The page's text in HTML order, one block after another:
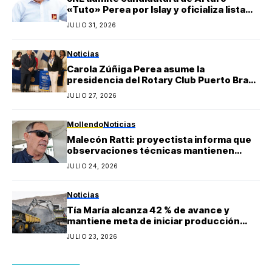
«Tuto» Perea por Islay y oficializa lista
regional de Yo Arequipa encabezada por
Berly Gonzales
JULIO 31, 2026
Noticias
Carola Zúñiga Perea asume la
presidencia del Rotary Club Puerto Bravo
Mollendo y anuncia proyectos sociales
para la provincia de Islay
JULIO 27, 2026
MollendoNoticias
Malecón Ratti: proyectista informa que
observaciones técnicas mantienen
paralizada la obra y estima reinicio en
agosto
JULIO 24, 2026
Noticias
Tía María alcanza 42 % de avance y
mantiene meta de iniciar producción
durante 2027
JULIO 23, 2026